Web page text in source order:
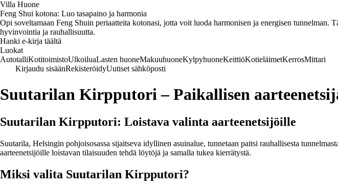
Villa Huone
Feng Shui kotona: Luo tasapaino ja harmonia
Opi soveltamaan Feng Shuin periaatteita kotonasi, jotta voit luoda harmonisen ja energisen tunnelman.
hyvinvointia ja rauhallisuutta.
Hanki e-kirja täältä
Luokat
AutotalliKotitoimistoUlkoiluaLasten huoneMakuuhuoneKylpyhuoneKeittiöKotieläimetKerrosMittari
Kirjaudu sisäänRekisteröidyUutiset sähköposti
Suutarilan Kirpputori – Paikallisen
Suutarilan Kirpputori: Loistava valinta aarteenetsijöille
Suutarila, Helsingin pohjoisosassa sijaitseva idyllinen asuinalue, tunnetaan paitsi rauhallisesta
aarteenetsijöille loistavan tilaisuuden tehdä löytöjä ja samalla tukea kierrätystä.
Miksi valita Suutarilan Kirpputori?